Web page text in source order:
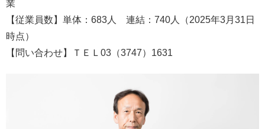
業
【従業員数】単体：683人 連結：740人（2025年3月31日
時点）
【問い合わせ】ＴＥＬ03（3747）1631